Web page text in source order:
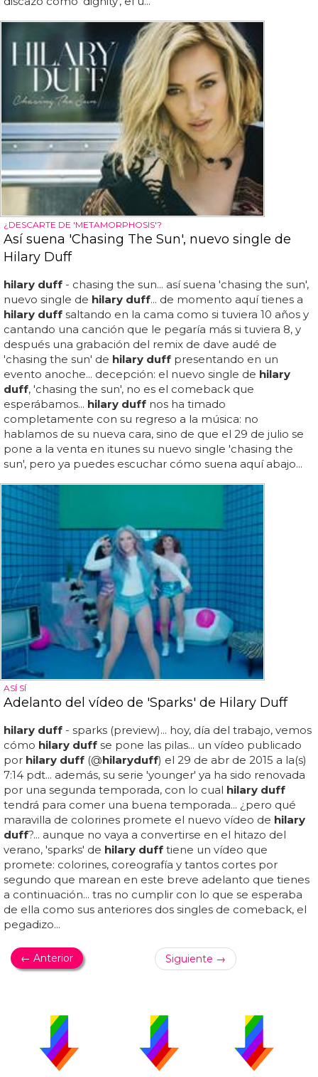
¿DESCARTE DE 'METAMORPHOSIS'?
Así suena 'Chasing The Sun', nuevo single de
Hilary Duff
hilary duff - chasing the sun... así suena 'chasing the sun',
nuevo single de hilary duff... de momento aquí tienes a
hilary duff saltando en la cama como si tuviera 10 años y
cantando una canción que le pegaría más si tuviera 8, y
después una grabación del remix de dave audé de
'chasing the sun' de hilary duff presentando en un
evento anoche... decepción: el nuevo single de hilary
duff, 'chasing the sun', no es el comeback que
esperábamos... hilary duff nos ha timado
completamente con su regreso a la música: no
hablamos de su nueva cara, sino de que el 29 de julio se
pone a la venta en itunes su nuevo single 'chasing the
sun', pero ya puedes escuchar cómo suena aquí abajo...
ASÍ SÍ
Adelanto del vídeo de 'Sparks' de Hilary Duff
hilary duff - sparks (preview)... hoy, día del trabajo, vemos
cómo hilary duff se pone las pilas... un vídeo publicado
por hilary duff (@hilaryduff) el 29 de abr de 2015 a la(s)
7:14 pdt... además, su serie 'younger' ya ha sido renovada
por una segunda temporada, con lo cual hilary duff
tendrá para comer una buena temporada... ¿pero qué
maravilla de colorines promete el nuevo vídeo de hilary
duff?... aunque no vaya a convertirse en el hitazo del
verano, 'sparks' de hilary duff tiene un vídeo que
promete: colorines, coreografía y tantos cortes por
segundo que marean en este breve adelanto que tienes
a continuación... tras no cumplir con lo que se esperaba
de ella como sus anteriores dos singles de comeback, el
pegadizo...
← Anterior Siguiente →